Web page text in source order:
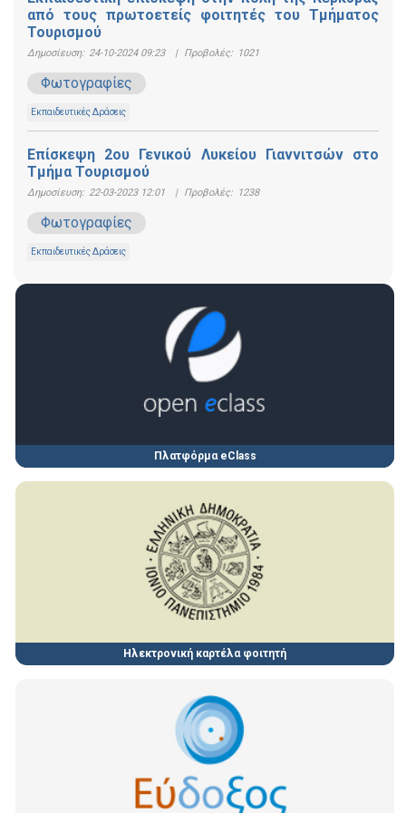
από τους πρωτοετείς φοιτητές του Τμήματος
Τουρισμού
Δημοσίευση: 24-10-2024 09:23 | Προβολές: 1021
Φωτογραφίες
Εκπαιδευτικές Δράσεις
Επίσκεψη 2ου Γενικού Λυκείου Γιαννιτσών στο
Τμήμα Τουρισμού
Δημοσίευση: 22-03-2023 12:01 | Προβολές: 1238
Φωτογραφίες
Εκπαιδευτικές Δράσεις
Πλατφόρμα eClass
Ηλεκτρονική καρτέλα φοιτητή